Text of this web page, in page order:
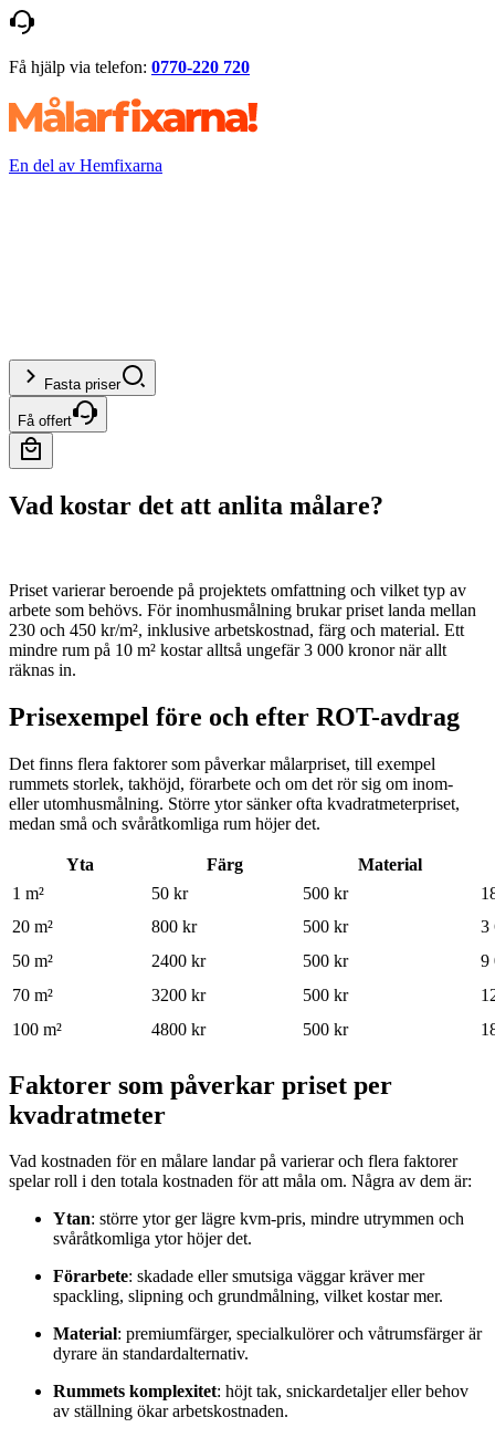
Få hjälp via telefon: 0770-220 720
En del av Hemfixarna
Fasta priser
Få offert
Vad kostar det att anlita målare?
Priset varierar beroende på projektets omfattning och vilket typ av
arbete som behövs. För inomhusmålning brukar priset landa mellan
230 och 450 kr/m², inklusive arbetskostnad, färg och material. Ett
mindre rum på 10 m² kostar alltså ungefär 3 000 kronor när allt
räknas in.
Prisexempel före och efter ROT-avdrag
Det finns flera faktorer som påverkar målarpriset, till exempel
rummets storlek, takhöjd, förarbete och om det rör sig om inom-
eller utomhusmålning. Större ytor sänker ofta kvadratmeterpriset,
medan små och svåråtkomliga rum höjer det.
Yta Färg
Material
1 m²
50 kr 500 kr
20 m²
800 kr 500 kr
3
50 m²
2400 kr 500 kr
9
70 m²
3200 kr 500 kr
100 m²
4800 kr 500 kr
Faktorer som påverkar priset per
kvadratmeter
Vad kostnaden för en målare landar på varierar och flera faktorer
spelar roll i den totala kostnaden för att måla om. Några av dem är:
Ytan: större ytor ger lägre kvm-pris, mindre utrymmen och
svåråtkomliga ytor höjer det.
Förarbete: skadade eller smutsiga väggar kräver mer
spackling, slipning och grundmålning, vilket kostar mer.
Material: premiumfärger, specialkulörer och våtrumsfärger är
dyrare än standardalternativ.​
Rummets komplexitet: höjt tak, snickardetaljer eller behov
av ställning ökar arbetskostnaden.